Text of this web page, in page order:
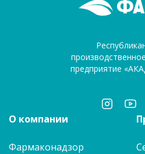
предприятие
О компании
Фармаконадзор